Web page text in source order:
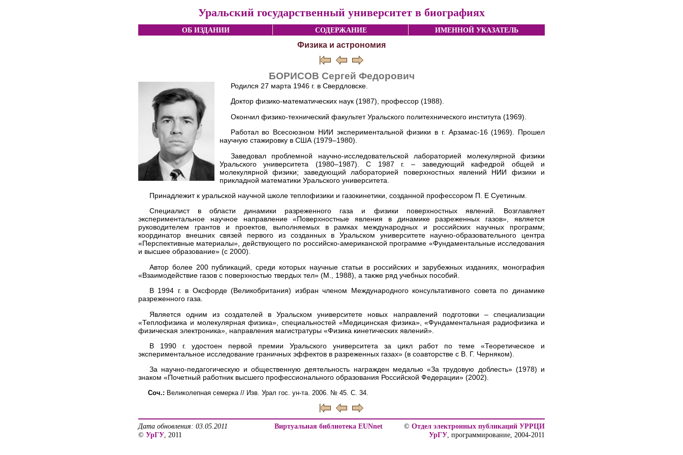
Уральский государственный университет в биографиях
ОБ ИЗДАНИИ СОДЕРЖАНИЕ ИМЕННОЙ УКАЗАТЕЛЬ
Физика и астрономия
БОРИСОВ Сергей Федорович
Родился 27 марта 1946 г. в Свердловске.
Доктор физико-математических наук (1987), профессор (1988).
Окончил физико-технический факультет Уральского политехнического института (1969).
Работал во Всесоюзном НИИ экспериментальной физики в г. Арзамас-16 (1969). Прошел
научную стажировку в США (1979–1980).
Заведовал проблемной научно-исследовательской лабораторией молекулярной физики
Уральского университета (1980–1987). С 1987 г. – заведующий кафедрой общей и
молекулярной физики; заведующий лабораторией поверхностных явлений НИИ физики и
прикладной математики Уральского университета.
Принадлежит к уральской научной школе теплофизики и газокинетики, созданной профессором П. Е Суетиным.
Специалист в области динамики разреженного газа и физики поверхностных явлений. Возглавляет
экспериментальное научное направление «Поверхностные явления в динамике разреженных газов», является
руководителем грантов и проектов, выполняемых в рамках международных и российских научных программ;
координатор внешних связей первого из созданных в Уральском университете научно-образовательного центра
«Перспективные материалы», действующего по российско-американской программе «Фундаментальные исследования
и высшее образование» (с 2000).
Автор более 200 публикаций, среди которых научные статьи в российских и зарубежных изданиях, монография
«Взаимодействие газов с поверхностью твердых тел» (М., 1988), а также ряд учебных пособий.
В 1994 г. в Оксфорде (Великобритания) избран членом Международного консультативного совета по динамике
разреженного газа.
Является одним из создателей в Уральском университете новых направлений подготовки – специализации
«Теплофизика и молекулярная физика», специальностей «Медицинская физика», «Фундаментальная радиофизика и
физическая электроника», направления магистратуры «Физика кинетических явлений».
В 1990 г. удостоен первой премии Уральского университета за цикл работ по теме «Теоретическое и
экспериментальное исследование граничных эффектов в разреженных газах» (в соавторстве с В. Г. Черняком).
За научно-педагогическую и общественную деятельность награжден медалью «За трудовую доблесть» (1978) и
знаком «Почетный работник высшего профессионального образования Российской Федерации» (2002).
Соч.: Великолепная семерка // Изв. Урал гос. ун-та. 2006. № 45. С. 34.
Дата обновления: 03.05.2011
© УрГУ, 2011
Виртуальная библиотека EUNnet © Отдел электронных публикаций УРРЦИ
УрГУ, программирование, 2004-2011